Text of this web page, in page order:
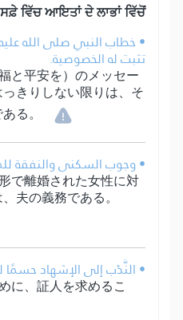
ਵਿੱਚ ਆਇਤਾਂ ਦੇ ਲਾਭਾਂ ਵਿੱਚੋਂ:
• خطاب النبي صلى الله
تثبت له الخصوصية.
と平安を）のメッセー
きりしない限りは、そ
る。
• وجوب السكنى والنفقة
で離婚された女性に対
夫の義務である。
• النَّدْب إلى الإشهاد حسمًا
に、証人を求めるこ